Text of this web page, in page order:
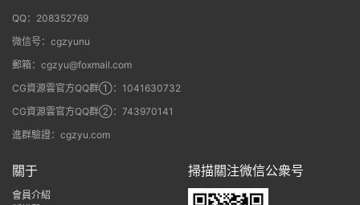
QQ：208352769
微信号：cgzyunu
郵箱：cgzyu@foxmail.com
CG資源雲官方QQ群①：1041630732
CG資源雲官方QQ群②：743970141
進群驗證：cgzyu.com
關于
會員介紹
掃描關注微信公衆号